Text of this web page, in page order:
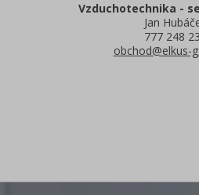
Vzduchotechnika -
Jan
777 248
obchod@elkus-